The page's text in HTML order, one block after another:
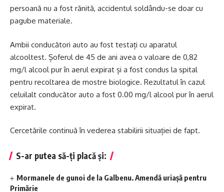
persoană nu a fost rănită, accidentul soldându-se doar cu
pagube materiale.
Ambii conducători auto au fost testați cu aparatul
alcooltest. Șoferul de 45 de ani avea o valoare de 0,82
mg/l alcool pur în aerul expirat și a fost condus la spital
pentru recoltarea de mostre biologice. Rezultatul în cazul
celuilalt conducător auto a fost 0.00 mg/l alcool pur în aerul
expirat.
Cercetările continuă în vederea stabilirii situației de fapt.
S-ar putea să-ți placă și:
Mormanele de gunoi de la Galbenu. Amendă uriașă pentru
Primărie